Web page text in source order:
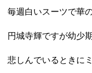
毎週白いスーツで華
円城寺輝ですが幼少
悲しんでいるときに